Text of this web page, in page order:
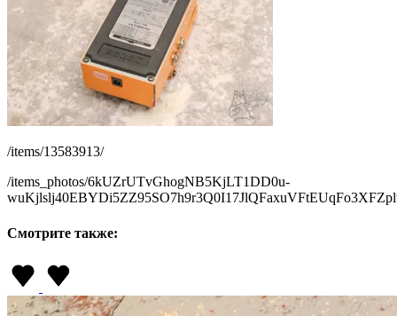
/items/13583913/
/items_photos/6kUZrUTvGhogNB5KjLT1DD0u-
Смотрите также: